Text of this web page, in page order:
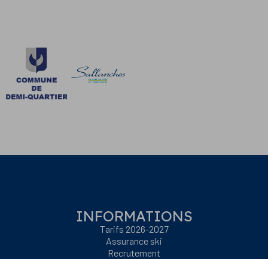
INFORMATIONS
Tarifs 2026-2027
Assurance ski
Recrutement